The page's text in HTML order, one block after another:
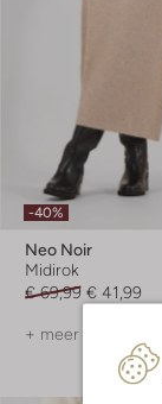
-40%
Neo Noir
Midirok
€ 69,99 € 41,99
+ meer kleuren